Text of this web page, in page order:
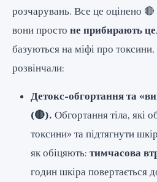
розчарувань. Все це оцінено
вони просто не прибирають
базуються на міфі про
розвінчали:
Детокс-обгортання та
(🔴). Обгортання тіла, які
токсини» та підтягнути
як обіцяють: тимчасова
годин шкіра повертається